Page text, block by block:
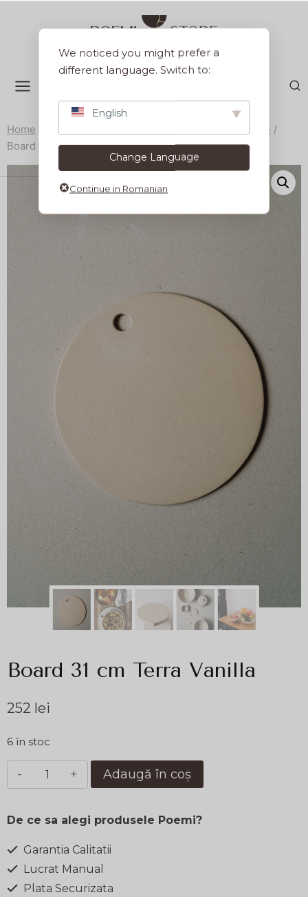
Home Platouri si fructiere /
Board 31 cm Terra Vanilla
Board 31 cm Terra Vanilla
252 lei
6 în stoc
Cantitate
Board
cm
Terra
Vanilla
Adaugă în coș
De ce sa alegi produsele Poemi?
Garantia Calitatii
Lucrat Manual
Plata Securizata
We noticed you might prefer a
different language. Switch to:
English
Change Language
Continue in Romanian